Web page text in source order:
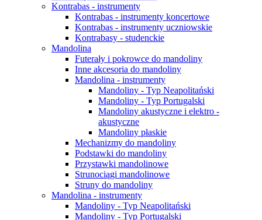
Kontrabas - instrumenty
Kontrabas - instrumenty koncertowe
Kontrabas - instrumenty uczniowskie
Kontrabasy - studenckie
Mandolina
Futerały i pokrowce do mandoliny
Inne akcesoria do mandoliny
Mandolina - instrumenty
Mandoliny - Typ Neapolitański
Mandoliny - Typ Portugalski
Mandoliny akustyczne i elektro -
akustyczne
Mandoliny płaskie
Mechanizmy do mandoliny
Podstawki do mandoliny
Przystawki mandolinowe
Strunociągi mandolinowe
Struny do mandoliny
Mandolina - instrumenty
Mandoliny - Typ Neapolitański
Mandoliny - Typ Portugalski